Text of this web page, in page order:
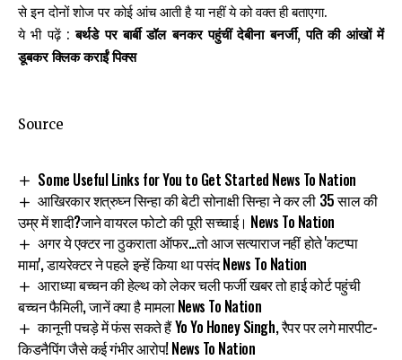
से इन दोनों शोज पर कोई आंच आती है या नहीं ये को वक्त ही बताएगा.
ये भी पढ़ें :बर्थडे पर बार्बी डॉल बनकर पहुंचीं देबीना बनर्जी, पति की आंखों में
डूबकर क्लिक कराईं पिक्स
Source
Some Useful Links for You to Get Started News To Nation
आखिरकार शत्रुघ्न सिन्हा की बेटी सोनाक्षी सिन्हा ने कर ली 35 साल की
उम्र में शादी?जाने वायरल फोटो की पूरी सच्चाई। News To Nation
अगर ये एक्टर ना ठुकराता ऑफर…तो आज सत्याराज नहीं होते 'कटप्पा
मामा', डायरेक्टर ने पहले इन्हें किया था पसंद News To Nation
आराध्या बच्चन की हेल्थ को लेकर चली फर्जी खबर तो हाई कोर्ट पहुंची
बच्चन फैमिली, जानें क्या है मामला News To Nation
कानूनी पचड़े में फंस सकते हैं Yo Yo Honey Singh, रैपर पर लगे मारपीट-
किडनैपिंग जैसे कई गंभीर आरोप! News To Nation